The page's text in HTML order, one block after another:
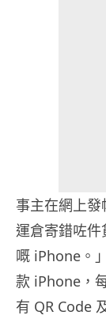
事主在網上
運倉寄錯咗
嘅 iPhone。
款 iPhone，
有 QR Code